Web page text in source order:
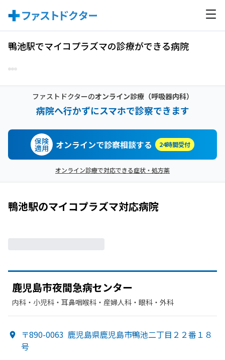
鴨池駅でマイコプラズマの診療ができる病院
ファストドクターのオンライン診療（呼吸器内科）
病院へ行かずにスマホで診察できます
保険
適用 オンラインで診察相談する 24時間受付
オンライン診療で対応できる症状・処方薬
鴨池駅のマイコプラズマ対応病院
鹿児島市夜間急病センター
内科・​小児科・​耳鼻咽喉科・​産婦人科・​眼科・​外科
〒890-0063 鹿児島県鹿児島市鴨池二丁目２２番１８
号